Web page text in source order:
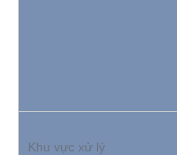
Khu vực xử lý